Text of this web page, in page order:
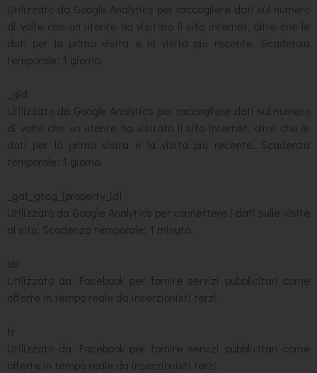
Utilizzato da Google Analytics per raccogliere dati sul numero
di volte che un utente ha visitato il sito internet, oltre che le
dati per la prima visita e la visita più recente. Scadenza
temporale: 1 giorno.
_gid
Utilizzato da Google Analytics per raccogliere dati sul numero
di volte che un utente ha visitato il sito internet, oltre che le
dati per la prima visita e la visita più recente. Scadenza
temporale: 1 giorno.
_gat_gtag_[property_id]
Utilizzato da Google Analytics per connettere i dati sulle visite
al sito. Scadenza temporale: 1 minuto.
sb
Utilizzato da Facebook per fornire servizi pubblicitari come
offerte in tempo reale da inserzionisti terzi.
fr
Utilizzato da Facebook per fornire servizi pubblicitari come
offerte in tempo reale da inserzionisti terzi.